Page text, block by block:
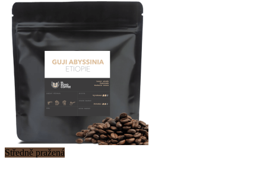
Středně pražená